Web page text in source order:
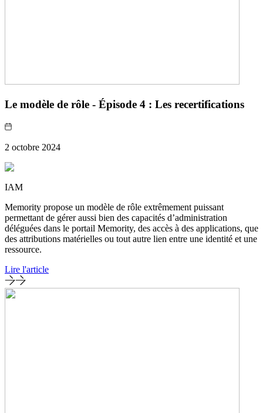
Le modèle de rôle - Épisode 4 : Les recertifications
2 octobre 2024
IAM
Memority propose un modèle de rôle extrêmement puissant
permettant de gérer aussi bien des capacités d’administration
déléguées dans le portail Memority, des accès à des applications, que
des attributions matérielles ou tout autre lien entre une identité et une
ressource.
Lire l'article